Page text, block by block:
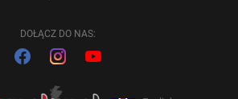
DOŁĄCZ DO NAS: